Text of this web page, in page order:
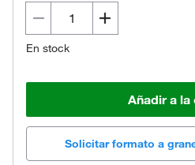
En stock
Añadir a la
Solicitar formato a